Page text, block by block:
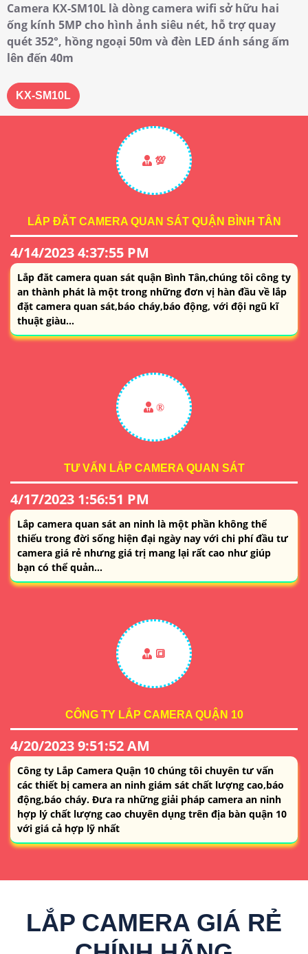
Camera KX-SM10L là dòng camera wifi sở hữu hai
ống kính 5MP cho hình ảnh siêu nét, hỗ trợ quay
quét 352°, hồng ngoại 50m và đèn LED ánh sáng ấm
lên đến 40m
KX-SM10L
💯
LẮP ĐĂT CAMERA QUAN SÁT QUẬN BÌNH TÂN
4/14/2023 4:37:55 PM
Lắp đăt camera quan sát quận Bình Tân,chúng tôi công ty
an thành phát là một trong những đơn vị hàn đầu về lắp
đặt camera quan sát,báo cháy,báo động, với đội ngũ kĩ
thuật giàu...
®️
TƯ VẤN LẮP CAMERA QUAN SÁT
4/17/2023 1:56:51 PM
Lắp camera quan sát an ninh là một phần không thể
thiếu trong đời sống hiện đại ngày nay với chi phí đầu tư
camera giá rẻ nhưng giá trị mang lại rất cao như giúp
bạn có thể quản...
🔳
CÔNG TY LẮP CAMERA QUẬN 10
4/20/2023 9:51:52 AM
Công ty Lắp Camera Quận 10 chúng tôi chuyên tư vấn
các thiết bị camera an ninh giám sát chất lượng cao,báo
động,báo cháy. Đưa ra những giải pháp camera an ninh
hợp lý chất lượng cao chuyên dụng trên địa bàn quận 10
với giá cả hợp lỹ nhất
LẮP CAMERA GIÁ RẺ